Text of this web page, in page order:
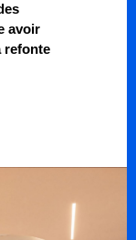
avoir
refonte